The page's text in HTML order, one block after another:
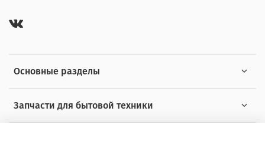
Основные разделы
Запчасти для бытовой техники